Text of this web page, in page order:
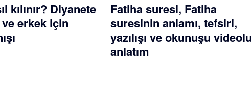
kılınır? Diyanete
erkek için
Fatiha suresi, Fatiha
suresinin anlamı, tefsiri,
yazılışı ve okunuşu videolu
anlatım